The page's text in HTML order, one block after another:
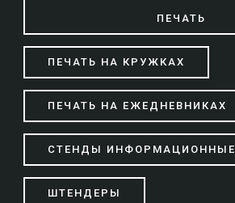
ПЕЧАТЬ
ПЕЧАТЬ НА КРУЖКАХ
ПЕЧАТЬ НА ЕЖЕДНЕВНИКАХ
СТЕНДЫ ИНФОРМАЦИОННЫЕ
ШТЕНДЕРЫ